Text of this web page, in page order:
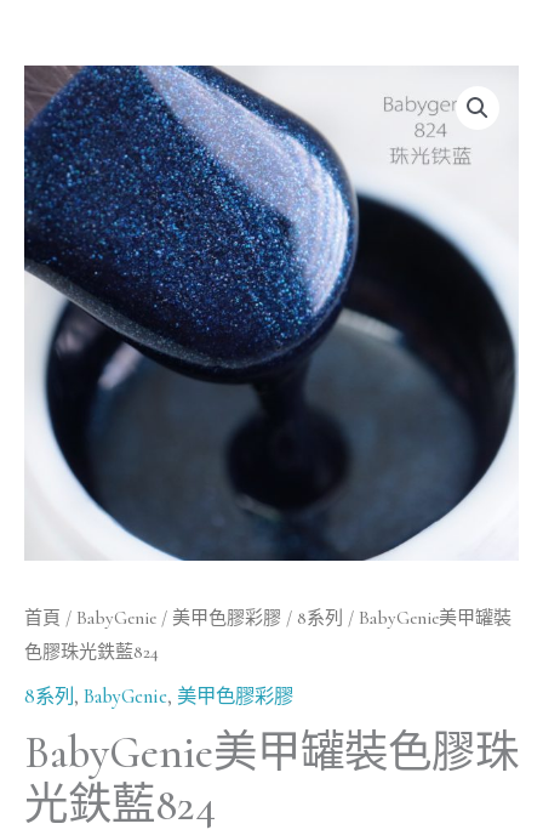
首頁 / BabyGenie / 美甲色膠彩膠 / 8系列 / BabyGenie美甲罐裝
色膠珠光鉄藍824
8系列, BabyGenie, 美甲色膠彩膠
BabyGenie美甲罐裝色膠珠
光鉄藍824
BabyGenie
美
甲
罐
裝
色
量